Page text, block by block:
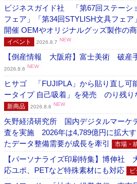
ビジネスガイド社 「第67回ステーシ
フェア」「第34回STYLISH文具フェ
開催 OEMやオリジナルグッズ製作の
イベント 2026.8.7 NEW
【倒産情報 大阪府】富士美術 破産
2026.8.6 NEW
ヒサゴ 「FUJIPLA」から貼り直し可
ータイプ 自己吸着」を発売 のり残り
新商品 2026.8.6 NEW
矢野経済研究所 国内デジタルマーケ
査を実施 2026年は4,789億円に拡大
たデータ整備需要が成長を牽引
市場・
【パーソナライズ印刷特集】博伸社
応ユポ、PETなど特殊素材にも対応